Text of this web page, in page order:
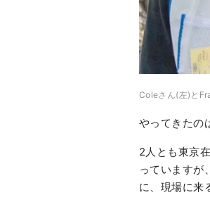
Coleさん(左)と
やってきたの
2人とも東京
っていますが
に、現場に来